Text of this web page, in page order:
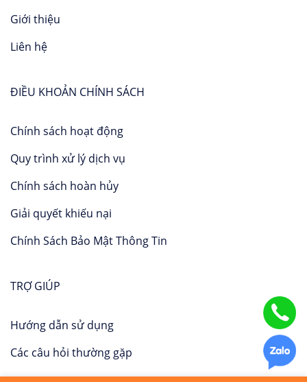
Giới thiệu
Liên hệ
ĐIỀU KHOẢN CHÍNH SÁCH
Chính sách hoạt động
Quy trình xử lý dịch vụ
Chính sách hoàn hủy
Giải quyết khiếu nại
Chính Sách Bảo Mật Thông Tin
TRỢ GIÚP
Hướng dẫn sử dụng
Các câu hỏi thường gặp